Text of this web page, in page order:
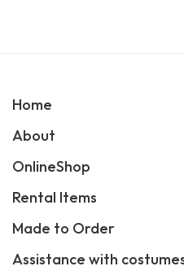
Home
About
OnlineShop
Rental Items
Made to Order
Assistance with